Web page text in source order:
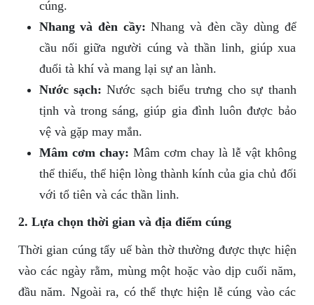
cúng.
Nhang và đèn cầy: Nhang và đèn cầy dùng để
cầu nối giữa người cúng và thần linh, giúp xua
đuổi tà khí và mang lại sự an lành.
Nước sạch: Nước sạch biểu trưng cho sự thanh
tịnh và trong sáng, giúp gia đình luôn được bảo
vệ và gặp may mắn.
Mâm cơm chay: Mâm cơm chay là lễ vật không
thể thiếu, thể hiện lòng thành kính của gia chủ đối
với tổ tiên và các thần linh.
2. Lựa chọn thời gian và địa điểm cúng
Thời gian cúng tẩy uế bàn thờ thường được thực hiện
vào các ngày rằm, mùng một hoặc vào dịp cuối năm,
đầu năm. Ngoài ra, có thể thực hiện lễ cúng vào các